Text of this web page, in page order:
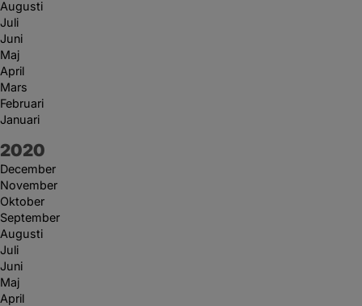
Augusti
Juli
Juni
Maj
April
Mars
Februari
Januari
År:
2020
December
November
Oktober
September
Augusti
Juli
Juni
Maj
April